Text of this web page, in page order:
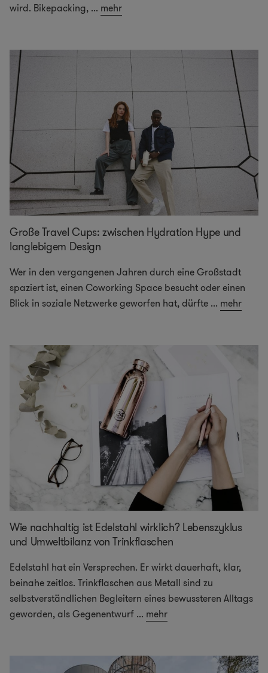
wird. Bikepacking, ... mehr
Große Travel Cups: zwischen Hydration Hype und
langlebigem Design
Wer in den vergangenen Jahren durch eine Großstadt
spaziert ist, einen Coworking Space besucht oder einen
Blick in soziale Netzwerke geworfen hat, dürfte ... mehr
Wie nachhaltig ist Edelstahl wirklich? Lebenszyklus
und Umweltbilanz von Trinkflaschen
Edelstahl hat ein Versprechen. Er wirkt dauerhaft, klar,
beinahe zeitlos. Trinkflaschen aus Metall sind zu
selbstverständlichen Begleitern eines bewussteren Alltags
geworden, als Gegenentwurf ... mehr